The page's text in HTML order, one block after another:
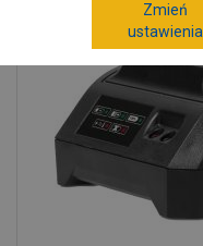
Zmień
ustawienia